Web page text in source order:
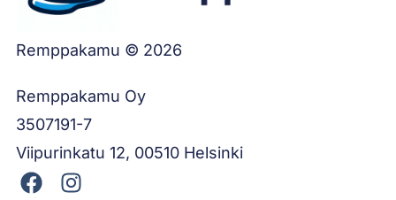
Remppakamu © 2026
Remppakamu Oy
3507191-7
Viipurinkatu 12, 00510 Helsinki